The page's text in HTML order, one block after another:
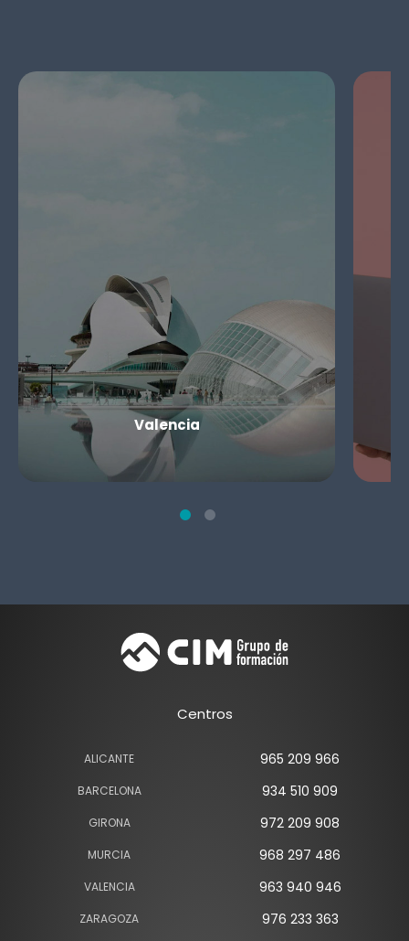
Valencia
Centros
ALICANTE 965 209 966
BARCELONA 934 510 909
GIRONA 972 209 908
MURCIA 968 297 486
VALENCIA 963 940 946
ZARAGOZA 976 233 363